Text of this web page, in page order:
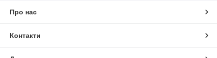
Про нас
Контакти